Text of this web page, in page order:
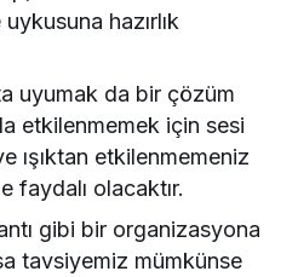
hazırlık
uyumak da bir çözüm
etkilenmemek için sesi
ışıktan etkilenmemeniz
faydalı olacaktır.
gibi bir organizasyona
tavsiyemiz mümkünse